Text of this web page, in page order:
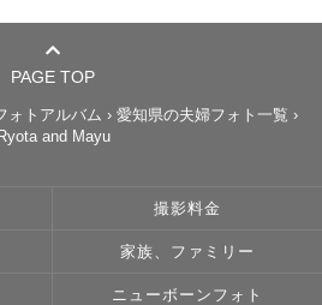
PAGE TOP
ォトアルバム › 愛知県の夫婦フォト一覧 ›
Ryota and Mayu
撮影料金
家族、ファミリー
ニューボーンフォト